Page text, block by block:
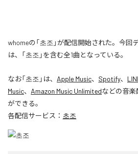
whomeの「초조」が配信開始された。今回
は、「초조」を含む全1曲となっている。
なお「초조 」は、 Apple Music、 Spotify、
Music、 Amazon Music Unlimitedなどの音
ができる。
各配信サービス： 초조